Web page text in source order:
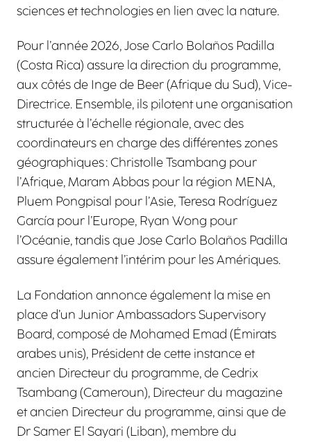
sciences et technologies en lien avec la nature.
Pour l’année 2026, Jose Carlo Bolaños Padilla
(Costa Rica) assure la direction du programme,
aux côtés de Inge de Beer (Afrique du Sud), Vice-
Directrice. Ensemble, ils pilotent une organisation
structurée à l’échelle régionale, avec des
coordinateurs en charge des différentes zones
géographiques : Christolle Tsambang pour
l’Afrique, Maram Abbas pour la région MENA,
Pluem Pongpisal pour l’Asie, Teresa Rodríguez
García pour l’Europe, Ryan Wong pour
l’Océanie, tandis que Jose Carlo Bolaños Padilla
assure également l’intérim pour les Amériques.
La Fondation annonce également la mise en
place d’un Junior Ambassadors Supervisory
Board, composé de Mohamed Emad (Émirats
arabes unis), Président de cette instance et
ancien Directeur du programme, de Cedrix
Tsambang (Cameroun), Directeur du magazine
et ancien Directeur du programme, ainsi que de
Dr Samer El Sayari (Liban), membre du